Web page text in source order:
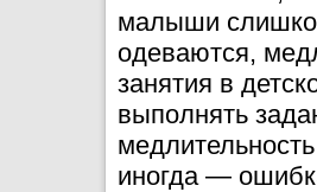
малыши
одеваются,
занятия в
выполнять
иногда —